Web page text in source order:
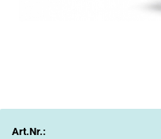
Art.Nr.: